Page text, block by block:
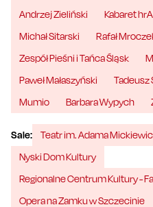
Andrzej Zieliński
Kabaret
Michał Sitarski
Rafał
Zespół Pieśni i Tańca Śląsk
Paweł Małaszyński
Tadeusz
Mumio
Barbara Wypych
Sale:
Teatr im. Adama
Nyski Dom Kultury
Regionalne Centrum Kultury -
Opera na Zamku w Szczecinie